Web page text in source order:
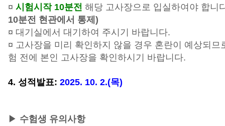
¤시험시작 10분전 해당 고사장으로 입실하여야 합니
10분전 현관에서 통제)
¤ 대기실에서 대기하여 주시기 바랍니다.
¤ 고사장을 미리 확인하지 않을 경우 혼란이 예상되므
험 전에 본인 고사장을 확인하시기 바랍니다.
4. 성적발표:2025. 10. 2.(목)
▶ 수험생 유의사항